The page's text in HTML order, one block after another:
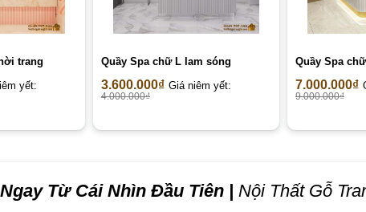
trang
yết:
Quầy Spa chữ L lam sóng
3.600.000₫ Giá niêm yết:
4.000.000₫
Quầy Spa
7.000.000₫
9.000.000₫
Từ Cái Nhìn Đầu Tiên| Nội Thất Gỗ